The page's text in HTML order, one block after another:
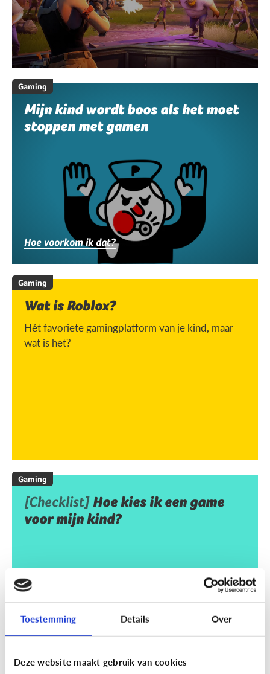
Toestemming Details Over
Deze website maakt gebruik van cookies
Gaming
Mijn kind wordt boos als het moet
stoppen met gamen
Hoe voorkom ik dat?
Gaming
Wat is Roblox?
Hét favoriete gamingplatform van je kind, maar
wat is het?
Gaming
[Checklist] Hoe kies ik een game
voor mijn kind?